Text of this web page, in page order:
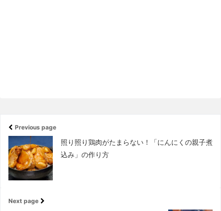
Previous page
照り照り鶏肉がたまらない！「にんにくの親子煮
込み」の作り方
Next page